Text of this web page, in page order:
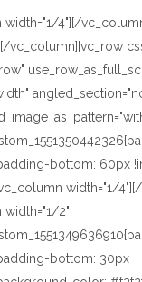
width="1/4"][/
vc_column][vc_row
bottom: 60px
width="1/
width="1/2"
bottom: 30px